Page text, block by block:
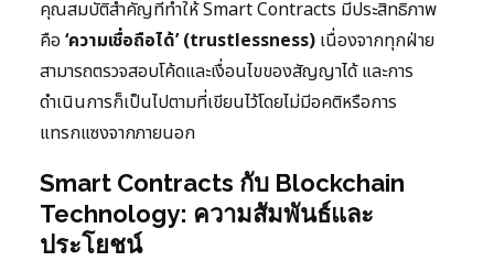
คุณสมบัติสำคัญที่ทำให้ Smart Contracts มีประสิทธิภาพ
คือ ‘ความเชื่อถือได้’ (trustlessness) เนื่องจากทุกฝ่าย
สามารถตรวจสอบโค้ดและเงื่อนไขของสัญญาได้ และการ
ดำเนินการก็เป็นไปตามที่เขียนไว้โดยไม่มีอคติหรือการ
แทรกแซงจากภายนอก
Smart Contracts กับ Blockchain
Technology: ความสัมพันธ์และ
ประโยชน์